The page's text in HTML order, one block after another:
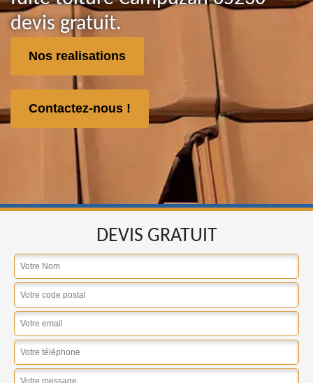
devis gratuit.
Nos realisations
Contactez-nous !
DEVIS GRATUIT